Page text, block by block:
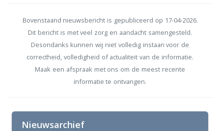
Bovenstaand nieuwsbericht is gepubliceerd op 17-04-2026.
Dit bericht is met veel zorg en aandacht samengesteld.
Desondanks kunnen wij niet volledig instaan voor de
correctheid, volledigheid of actualiteit van de informatie.
Maak een afspraak met ons om de meest recente
informatie te ontvangen.
Nieuwsarchief